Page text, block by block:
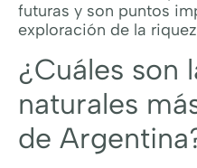
futuras y son puntos
exploración de la
¿Cuáles son
naturales
de